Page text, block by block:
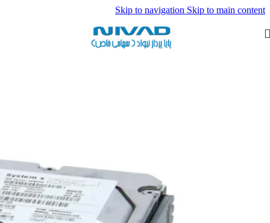
Skip to navigation Skip to main content